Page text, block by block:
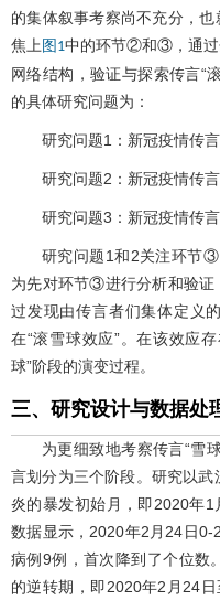
的集体叙事考察尚不充分，
焦上 图1中的环节②和③，通过
网络结构，验证与探索传言“
的具体研究问题为：
研究问题1：新冠疫情传
研究问题2：新冠疫情传
研究问题3：新冠疫情传
研究问题1和2关注环节
为先对环节③进行分析和验
过发现由传言者们集体定义
在“滚雪球效应”。在该效应
球”阶段的演变过程。
三、研究设计与数据处
为更细致地考察传言“雪
言划分为三个阶段。研究以
炎的暴发初始月，即2020年
数据显示，2020年2月24日0-
病例9例，首次降到了个位数
的逆转期，即2020年2月24